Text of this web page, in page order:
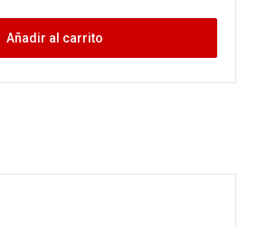
Añadir al carrito